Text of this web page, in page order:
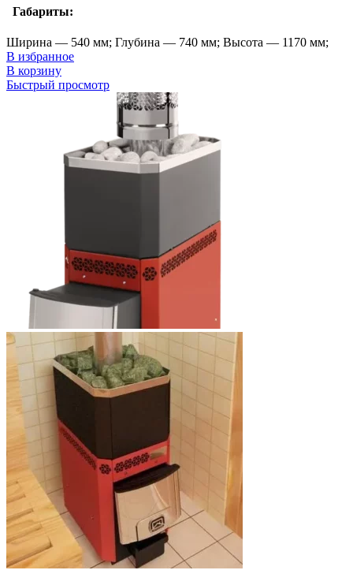
Габариты:
Ширина — 540 мм; Глубина — 740 мм; Высота — 1170 мм;
В избранное
В корзину
Быстрый просмотр